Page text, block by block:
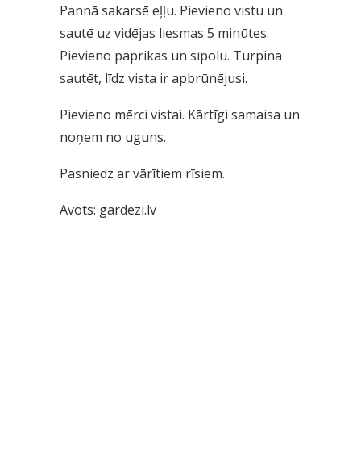
Pannā sakarsē eļļu. Pievieno vistu un
sautē uz vidējas liesmas 5 minūtes.
Pievieno paprikas un sīpolu. Turpina
sautēt, līdz vista ir apbrūnējusi.
Pievieno mērci vistai. Kārtīgi samaisa un
noņem no uguns.
Pasniedz ar vārītiem rīsiem.
Avots: gardezi.lv